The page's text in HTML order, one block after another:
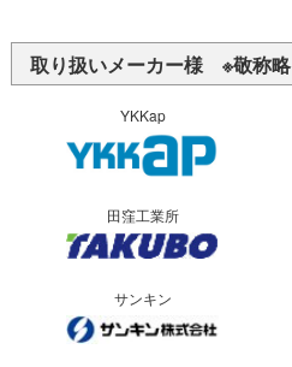
取り扱いメーカー様 ※敬称略
YKKap
田窪工業所
サンキン